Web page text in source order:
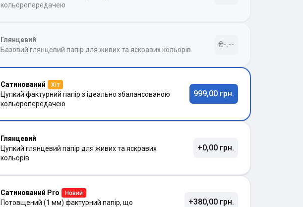
кольоропередачею
Глянцевий
Базовий глянцевий папір для живих та яскравих кольорів
₴-.--
Сатинований Хіт
Цупкий фактурний папір з ідеально збалансованою
кольоропередачею
999,00 грн.
Глянцевий
Цупкий глянцевий папір для живих та яскравих
кольорів
+0,00 грн.
Сатинований Pro Новий
Потовщений (1 мм) фактурний папір, що
+380,00 грн.